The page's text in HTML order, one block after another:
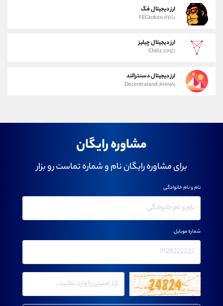
ارز دیجیتال فگ
FEGtoken(FEG)
ارز دیجیتال چیلیز
Chiliz(CHZ)
ارز دیجیتال دسنترالند
Decentraland(MANA)
مشاوره رایگان
برای مشاوره رایگان نام و شماره تماست رو بزار
نام و نام خانوادگی
شماره موبایل